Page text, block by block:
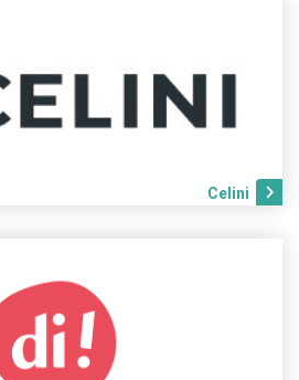
Celini